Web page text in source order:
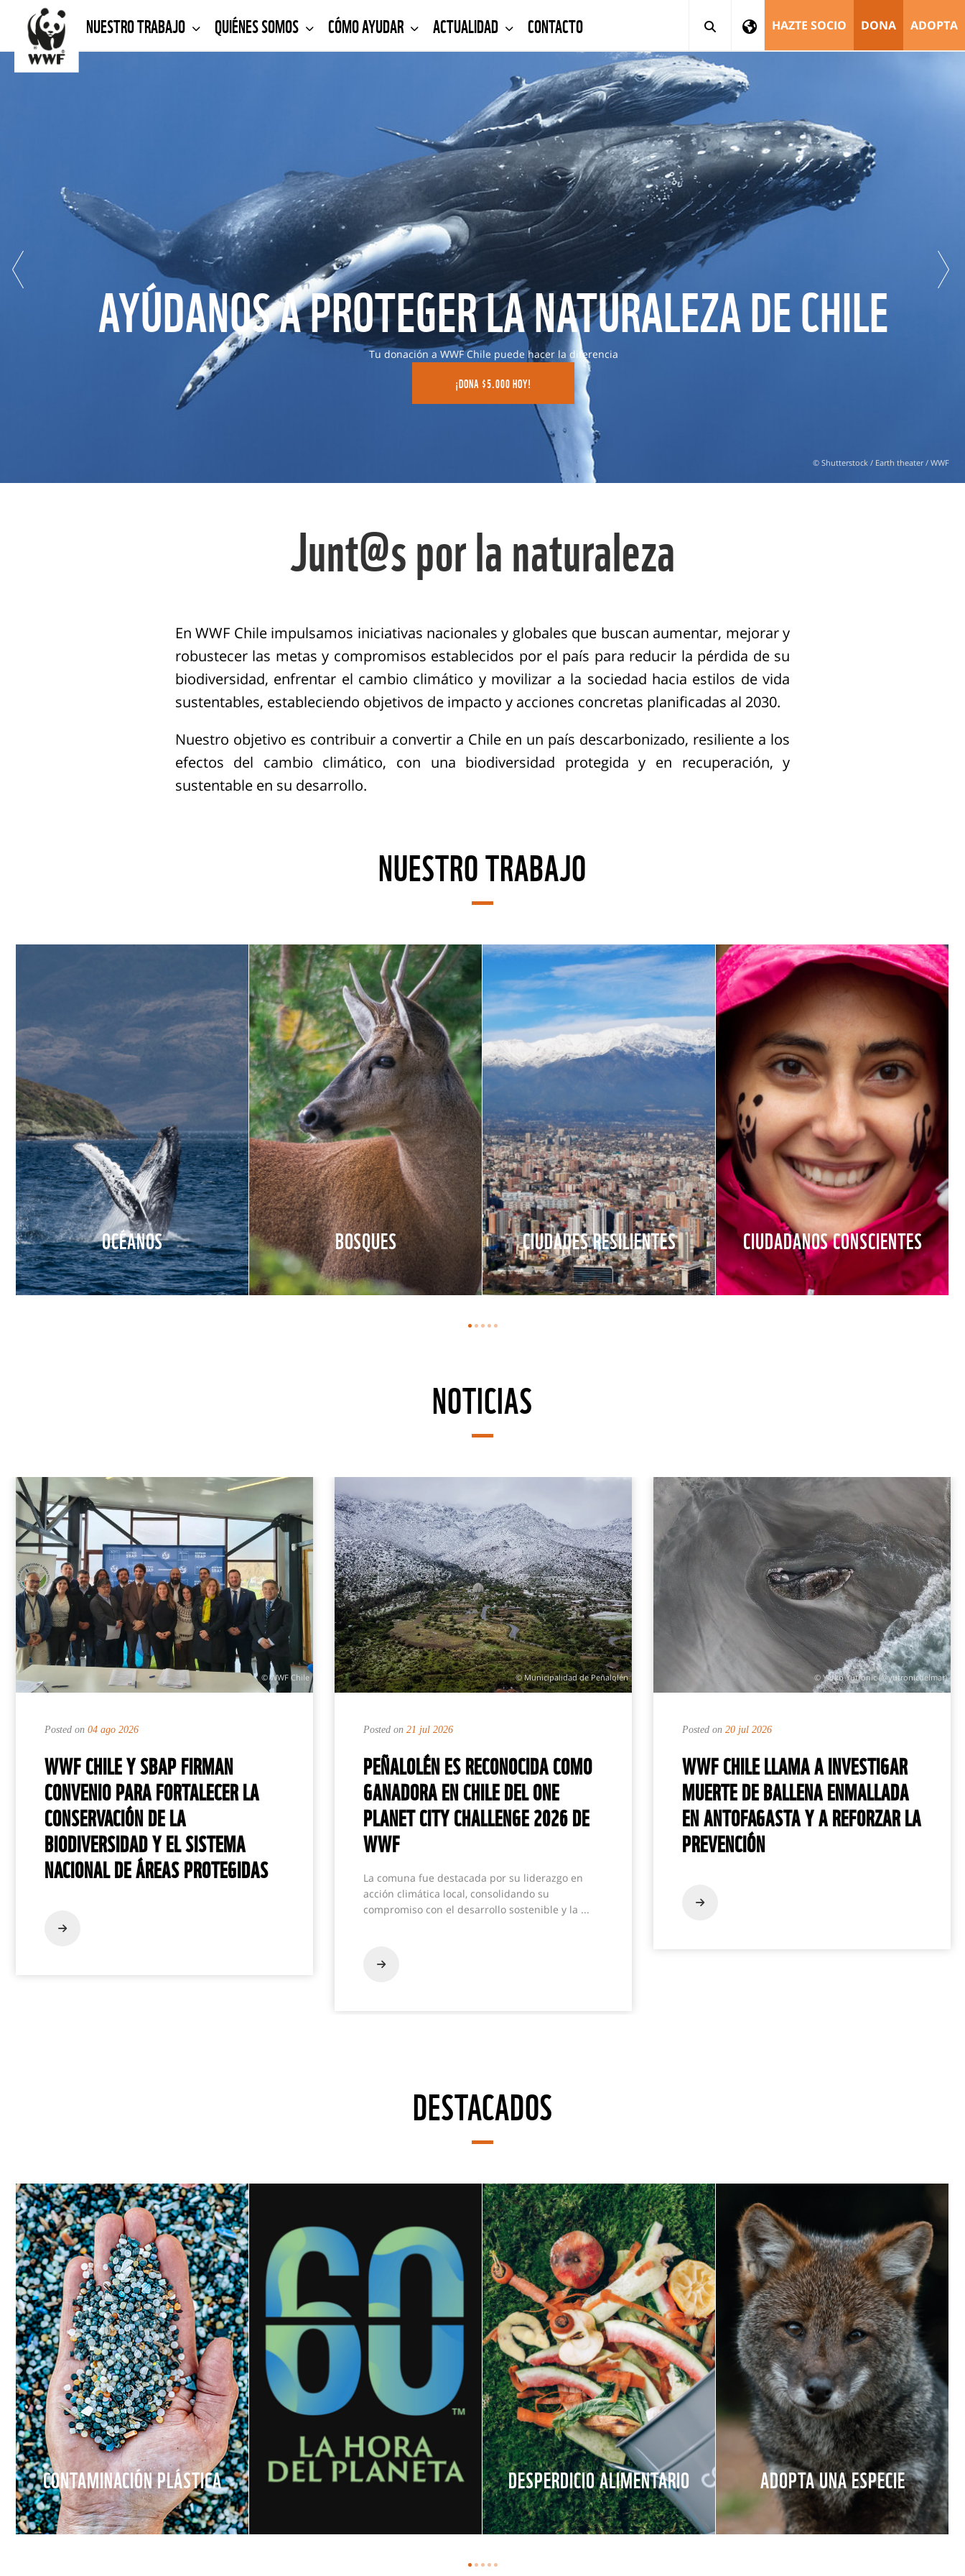
NUESTRO TRABAJO QUIÉNES SOMOS CÓMO AYUDAR ACTUALIDAD CONTACTO HAZTE SOCIO DONA ADOPTA
AYÚDANOS A PROTEGER LA NATURALEZA DE CHILE
Tu donación a WWF Chile puede hacer la diferencia
¡DONA $5.000 HOY!
© Shutterstock / Earth theater / WWF
Junt@s por la naturaleza
En WWF Chile impulsamos iniciativas nacionales y globales que buscan aumentar, mejorar y
robustecer las metas y compromisos establecidos por el país para reducir la pérdida de su
biodiversidad, enfrentar el cambio climático y movilizar a la sociedad hacia estilos de vida
sustentables, estableciendo objetivos de impacto y acciones concretas planificadas al 2030.
Nuestro objetivo es contribuir a convertir a Chile en un país descarbonizado, resiliente a los
efectos del cambio climático, con una biodiversidad protegida y en recuperación, y
sustentable en su desarrollo.
NUESTRO TRABAJO
OCÉANOS BOSQUES CIUDADES RESILIENTES CIUDADANOS CONSCIENTES
NOTICIAS
© WWF Chile
Posted on 04 ago 2026
WWF CHILE Y SBAP FIRMAN
CONVENIO PARA FORTALECER LA
CONSERVACIÓN DE LA
BIODIVERSIDAD Y EL SISTEMA
NACIONAL DE ÁREAS PROTEGIDAS
© Municipalidad de Peñalolén
Posted on 21 jul 2026
PEÑALOLÉN ES RECONOCIDA COMO
GANADORA EN CHILE DEL ONE
PLANET CITY CHALLENGE 2026 DE
WWF
La comuna fue destacada por su liderazgo en
acción climática local, consolidando su
compromiso con el desarrollo sostenible y la ...
© Yerko Yutronic (@yutronicdelmar)
Posted on 20 jul 2026
WWF CHILE LLAMA A INVESTIGAR
MUERTE DE BALLENA ENMALLADA
EN ANTOFAGASTA Y A REFORZAR LA
PREVENCIÓN
DESTACADOS
CONTAMINACIÓN PLÁSTICA DESPERDICIO ALIMENTARIO ADOPTA UNA ESPECIE